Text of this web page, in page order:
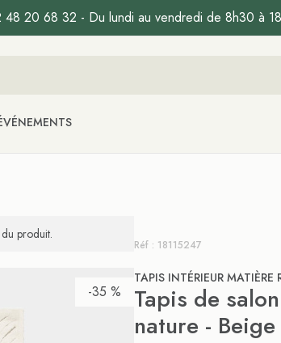
48 20 68 32 - Du lundi au vendredi de 8h30 à
produit.
-35 %
Réf : 18115247
TAPIS INTÉRIEUR MATIÈRE
Tapis de
nature -